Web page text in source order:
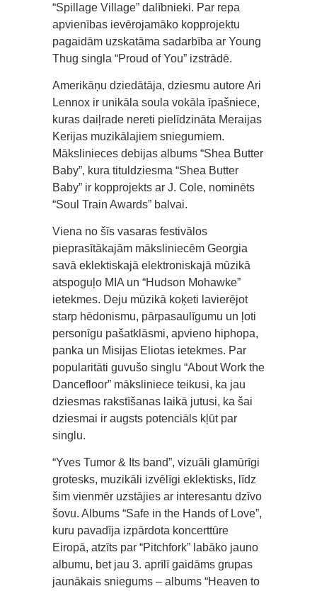
“Spillage Village” dalībnieki. Par repa
apvienības ievērojamāko kopprojektu
pagaidām uzskatāma sadarbība ar Young
Thug singla “Proud of You” izstrādē.
Amerikāņu dziedātāja, dziesmu autore Ari
Lennox ir unikāla soula vokāla īpašniece,
kuras daiļrade nereti pielīdzināta Meraijas
Kerijas muzikālajiem sniegumiem.
Mākslinieces debijas albums “Shea Butter
Baby”, kura tituldziesma “Shea Butter
Baby” ir kopprojekts ar J. Cole, nominēts
“Soul Train Awards” balvai.
Viena no šīs vasaras festivālos
pieprasītākajām māksliniecēm Georgia
savā eklektiskajā elektroniskajā mūzikā
atspoguļo MIA un “Hudson Mohawke”
ietekmes. Deju mūzikā koķeti lavierējot
starp hēdonismu, pārpasaulīgumu un ļoti
personīgu pašatklāsmi, apvieno hiphopa,
panka un Misijas Eliotas ietekmes. Par
popularitāti guvušo singlu “About Work the
Dancefloor” māksliniece teikusi, ka jau
dziesmas rakstīšanas laikā jutusi, ka šai
dziesmai ir augsts potenciāls kļūt par
singlu.
“Yves Tumor & Its band”, vizuāli glamūrīgi
grotesks, muzikāli izvēlīgi eklektisks, līdz
šim vienmēr uzstājies ar interesantu dzīvo
šovu. Albums “Safe in the Hands of Love”,
kuru pavadīja izpārdota koncerttūre
Eiropā, atzīts par “Pitchfork” labāko jauno
albumu, bet jau 3. aprīlī gaidāms grupas
jaunākais sniegums – albums “Heaven to